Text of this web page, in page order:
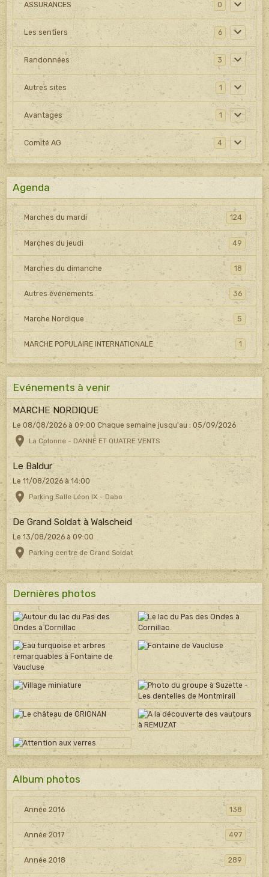
ASSURANCES 0
Les sentiers 6
Randonnées 3
Autres sites 1
Avantages 1
Comité AG 4
Agenda
Marches du mardi 124
Marches du jeudi 49
Marches du dimanche 18
Autres événements 36
Marche Nordique 5
MARCHE POPULAIRE INTERNATIONALE 1
Evénements à venir
MARCHE NORDIQUE
Le 08/08/2026 à 09:00 Chaque semaine jusqu'au : 05/09/2026
La Colonne - DANNE ET QUATRE VENTS
Le Baldur
Le 11/08/2026 à 14:00
Parking Salle Léon IX - Dabo
De Grand Soldat à Walscheid
Le 13/08/2026 à 09:00
Parking centre de Grand Soldat
Dernières photos
Album photos
Année 2016 138
Année 2017 497
Année 2018 289